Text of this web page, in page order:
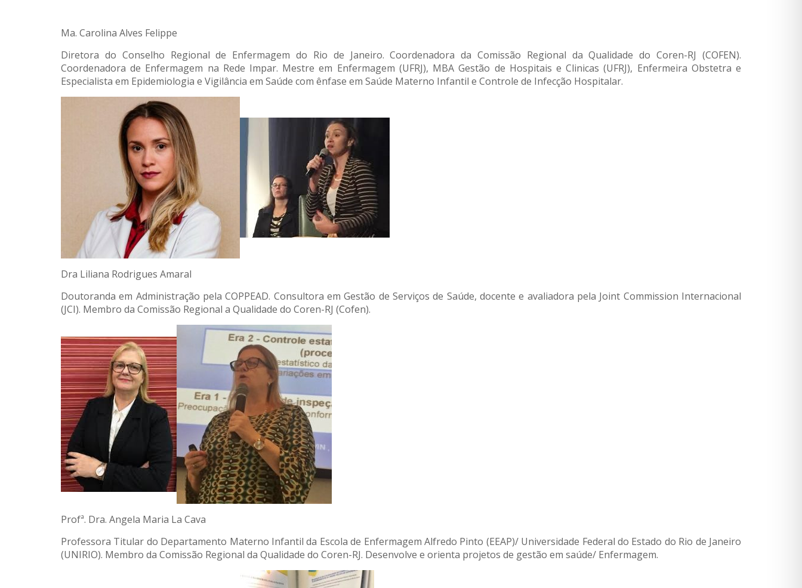
Ma. Carolina Alves Felippe
Diretora do Conselho Regional de Enfermagem do Rio de Janeiro. Coordenadora da Comissão Regional da Qualidade do Coren-RJ (COFEN).
Coordenadora de Enfermagem na Rede Impar. Mestre em Enfermagem (UFRJ), MBA Gestão de Hospitais e Clinicas (UFRJ), Enfermeira Obstetra e
Especialista em Epidemiologia e Vigilância em Saúde com ênfase em Saúde Materno Infantil e Controle de Infecção Hospitalar.
Dra Liliana Rodrigues Amaral
Doutoranda em Administração pela COPPEAD. Consultora em Gestão de Serviços de Saúde, docente e avaliadora pela Joint Commission Internacional
(JCI). Membro da Comissão Regional a Qualidade do Coren-RJ (Cofen).
Profª. Dra. Angela Maria La Cava
Professora Titular do Departamento Materno Infantil da Escola de Enfermagem Alfredo Pinto (EEAP)/ Universidade Federal do Estado do Rio de Janeiro
(UNIRIO). Membro da Comissão Regional da Qualidade do Coren-RJ. Desenvolve e orienta projetos de gestão em saúde/ Enfermagem.